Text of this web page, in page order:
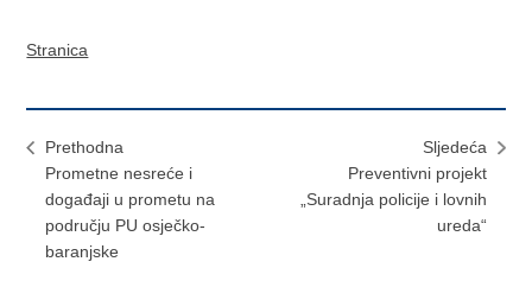
Stranica
Prethodna
Prometne nesreće i
događaji u prometu na
području PU osječko-
baranjske
Sljedeća
Preventivni projekt
„Suradnja policije i lovnih
ureda“